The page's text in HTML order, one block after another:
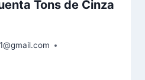
Tons de Cinza